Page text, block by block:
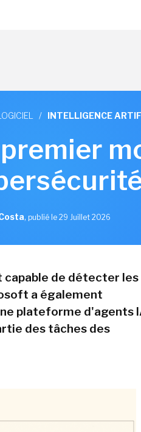
/ INTELLIGENCE
, publié le 29 Juillet 2026
capable de détecter les
a également
plateforme d'agents
des tâches des